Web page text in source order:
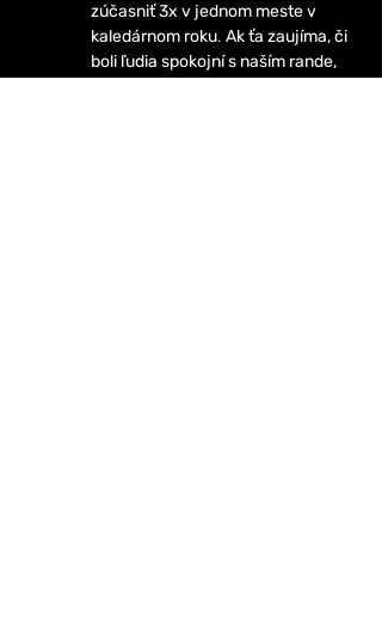
zúčasniť 3x v jednom meste v
kaledárnom roku. Ak ťa zaujíma, či
boli ľudia spokojní s naším rande,